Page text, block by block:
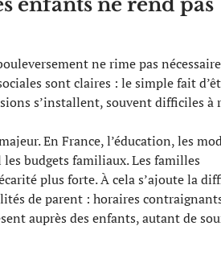
ne rime pas
sont claires : le simple fait
s’installent, souvent difficiles à
En France, l’éducation, les
budgets familiaux. Les familles
plus forte. À cela s’ajoute la
de parent : horaires
auprès des enfants, autant de